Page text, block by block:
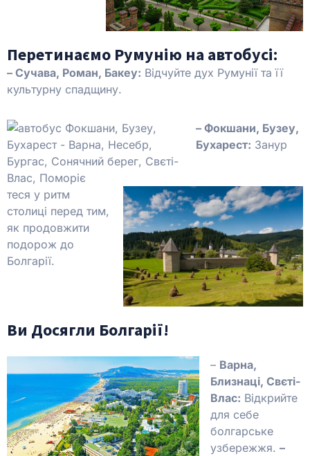
Перетинаємо Румунію на автобусі:
– Сучава, Роман, Бакеу: Відчуйте дух Румунії та її
культурну спадщину.
– Фокшани, Бузеу,
Бухарест: Занур
теся у ритм
столиці перед тим,
як продовжити
подорож до
Болгарії.
Ви Досягли Болгарії!
– Варна,
Близнаці, Свєті-
Влас: Відкрийте
для себе
болгарське
узбережжя. –